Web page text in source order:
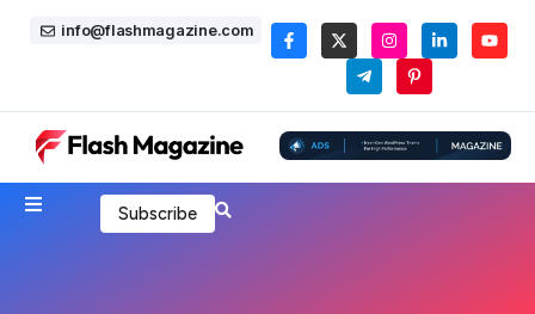
info@flashmagazine.com
Subscribe